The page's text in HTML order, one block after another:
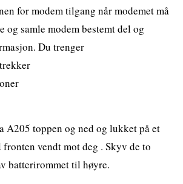
for modem tilgang når modemet må
og samle modem bestemt del og
Du trenger
A205 toppen og ned og lukket på et
vendt mot deg . Skyv de to
batterirommet til høyre.